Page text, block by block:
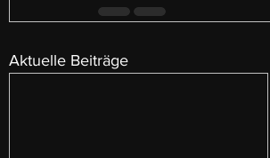
Aktuelle Beiträge